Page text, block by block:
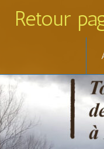
Retour